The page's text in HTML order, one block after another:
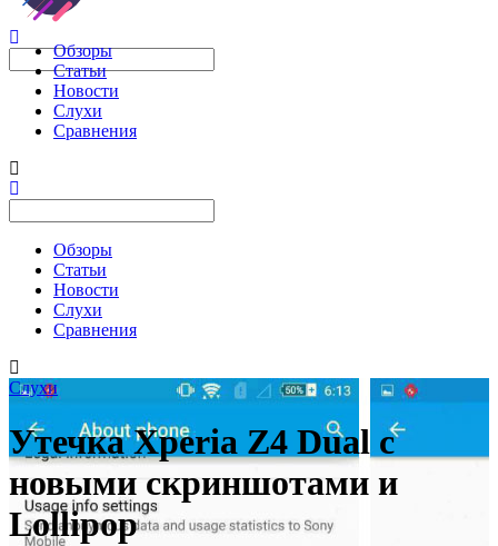
Обзоры
Статьи
Новости
Слухи
Сравнения
Обзоры
Статьи
Новости
Слухи
Сравнения
Слухи
Утечка Xperia Z4 Dual с
новыми скриншотами и
Lollipop